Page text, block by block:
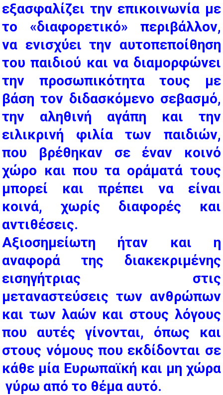
εξασφαλίζει την επικοινωνία με
το «διαφορετικό» περιβάλλον,
να ενισχύει την αυτοπεποίθηση
του παιδιού και να διαμορφώνει
την προσωπικότητα τους με
βάση τον διδασκόμενο σεβασμό,
την αληθινή αγάπη και την
ειλικρινή φιλία των παιδιών,
που βρέθηκαν σε έναν κοινό
χώρο και που τα οράματά τους
μπορεί και πρέπει να είναι
κοινά, χωρίς διαφορές και
αντιθέσεις.
Αξιοσημείωτη ήταν και η
αναφορά της διακεκριμένης
εισηγήτριας στις
μεταναστεύσεις των ανθρώπων
και των λαών και στους λόγους
που αυτές γίνονται, όπως και
στους νόμους που εκδίδονται σε
κάθε μία Ευρωπαϊκή και μη χώρα
γύρω από το θέμα αυτό.